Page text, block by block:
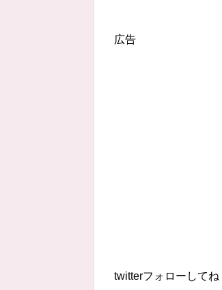
広告
twitterフォローしてね